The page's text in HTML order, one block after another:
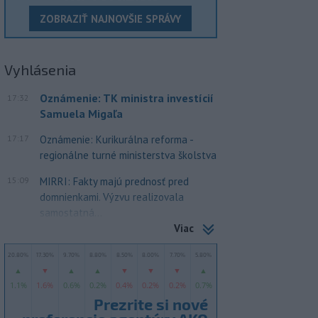
ZOBRAZIŤ NAJNOVŠIE SPRÁVY
Vyhlásenia
17:32
Oznámenie: TK ministra investícií
Samuela Migaľa
17:17
Oznámenie: Kurikurálna reforma -
regionálne turné ministerstva školstva
15:09
MIRRI: Fakty majú prednosť pred
domnienkami. Výzvu realizovala
samostatná...
Viac